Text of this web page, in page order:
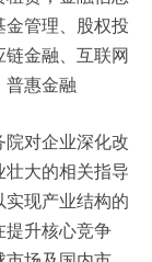
金管理、股权投
金融、互联网
普惠金融
院对企业深化改
壮大的相关指导
实现产业结构的
提升核心竞争